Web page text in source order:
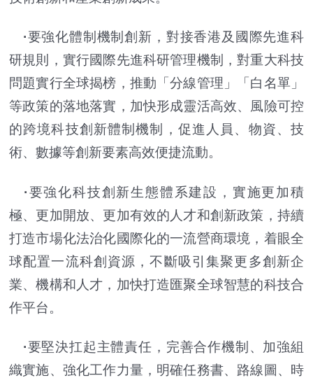
·要強化體制機制創新，對接香港及國際先進科
研規則，實行國際先進科研管理機制，對重大科技
問題實行全球揭榜，推動「分線管理」「白名單」
等政策的落地落實，加快形成靈活高效、風險可控
的跨境科技創新體制機制，促進人員、物資、技
術、數據等創新要素高效便捷流動。
·要強化科技創新生態體系建設，實施更加積
極、更加開放、更加有效的人才和創新政策，持續
打造市場化法治化國際化的一流營商環境，着眼全
球配置一流科創資源，不斷吸引集聚更多創新企
業、機構和人才，加快打造匯聚全球智慧的科技合
作平台。
·要堅決扛起主體責任，完善合作機制、加強組
織實施、強化工作力量，明確任務書、路線圖、時